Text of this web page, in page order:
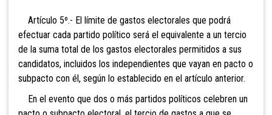
Artículo 5º.- El límite de gastos electorales que podrá
efectuar cada partido político será el equivalente a un tercio
de la suma total de los gastos electorales permitidos a sus
candidatos, incluidos los independientes que vayan en pacto o
subpacto con él, según lo establecido en el artículo anterior.
En el evento que dos o más partidos políticos celebren un